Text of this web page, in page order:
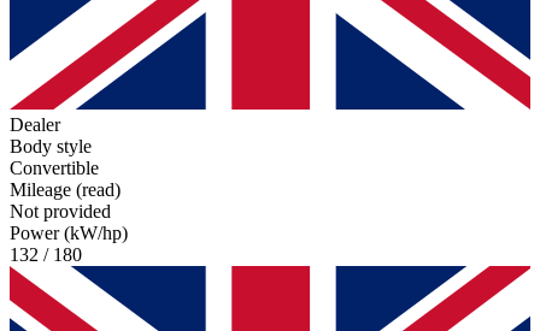
Dealer
Body style
Convertible
Mileage (read)
Not provided
Power (kW/hp)
132 / 180